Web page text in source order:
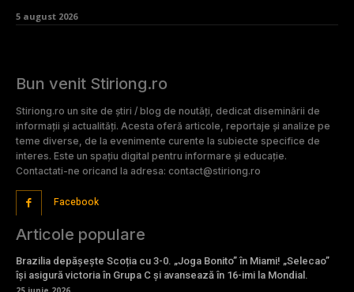
5 august 2026
Bun venit Stiriong.ro
Stiriong.ro un site de știri / blog de noutăți, dedicat diseminării de
informații și actualități. Acesta oferă articole, reportaje și analize pe
teme diverse, de la evenimente curente la subiecte specifice de
interes. Este un spațiu digital pentru informare și educație.
Contactati-ne oricand la adresa: contact@stiriong.ro
Facebook
Articole populare
Brazilia depășește Scoția cu 3-0. „Joga Bonito” în Miami! „Selecao”
își asigură victoria în Grupa C și avansează în 16-imi la Mondial.